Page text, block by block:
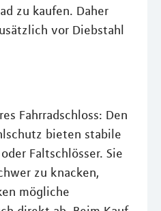
zu kaufen. Daher
vor Diebstahl
Fahrradschloss: Den
bieten stabile
Faltschlösser. Sie
zu knacken,
mögliche